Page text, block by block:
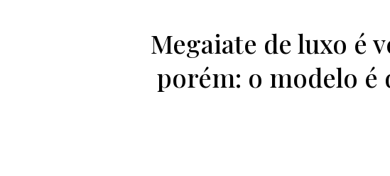
Megaiate de luxo é
porém: o modelo